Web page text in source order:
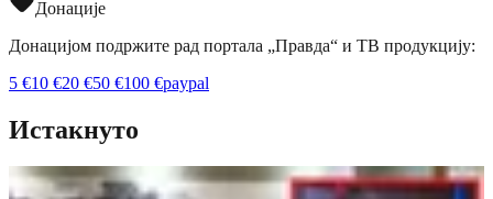
Донације
Донацијом подржите рад портала „Правда“ и ТВ продукцију:
5 €10 €20 €50 €100 €paypal
Истакнуто